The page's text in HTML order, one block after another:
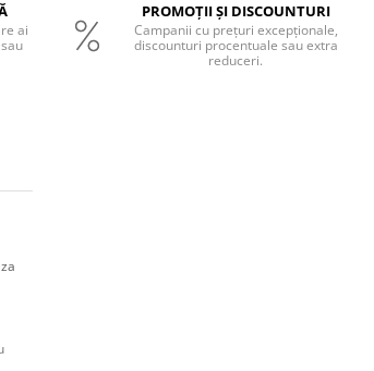
ai
PROMOȚII ȘI DISCOUNTURI
Campanii cu prețuri excepționale,
discounturi procentuale sau extra
reduceri.